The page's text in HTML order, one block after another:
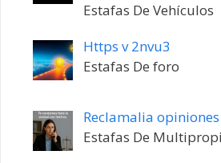
Estafas De Vehículos
Https v 2nvu3
Estafas De foro
Reclamalia opiniones
Estafas De